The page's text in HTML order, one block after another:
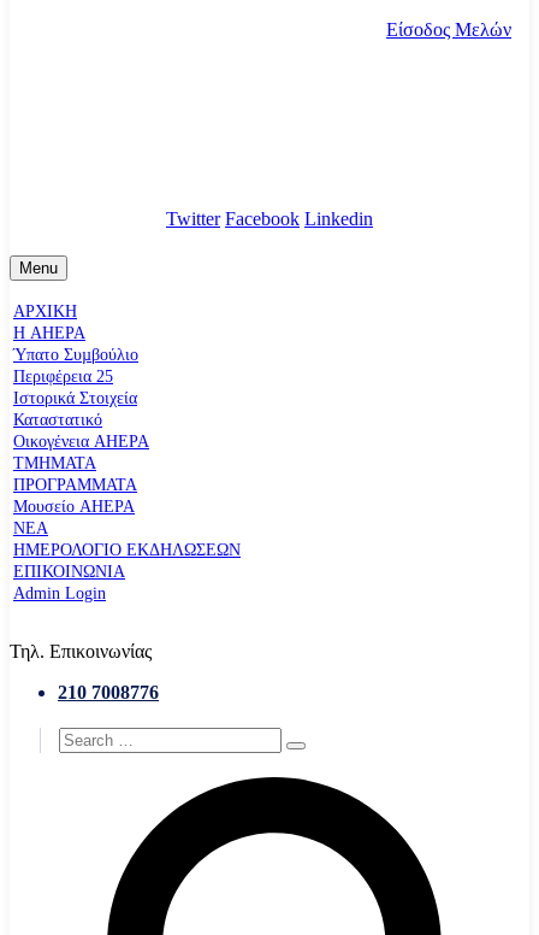
Είσοδος Μελών
Twitter Facebook Linkedin
Menu
ΑΡΧΙΚΗ
Η AHEPA
Ύπατο Συµβούλιο
Περιφέρεια 25
Ιστορικά Στοιχεία
Καταστατικό
Οικογένεια AHEPA
ΤΜΗΜΑΤΑ
ΠΡΟΓΡΑΜΜΑΤΑ
Μουσείο AHEPA
ΝΕΑ
ΗΜΕΡΟΛΟΓΙΟ ΕΚΔΗΛΩΣΕΩΝ
ΕΠΙΚΟΙΝΩΝΙΑ
Admin Login
Τηλ. Επικοινωνίας
210 7008776